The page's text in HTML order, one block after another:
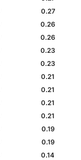
0.27
0.26
0.26
0.23
0.23
0.21
0.21
0.21
0.21
0.19
0.19
0.14